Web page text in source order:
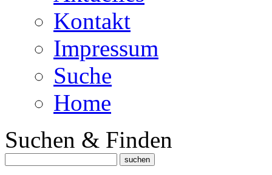
Kontakt
Impressum
Suche
Home
Suchen & Finden